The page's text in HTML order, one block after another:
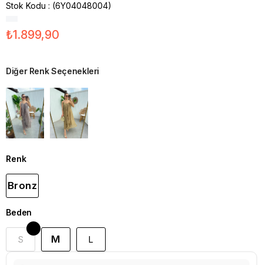
Stok Kodu (6Y04048004)
₺1.899,90
Diğer Renk Seçenekleri
Renk
Bronz
Beden
S M L